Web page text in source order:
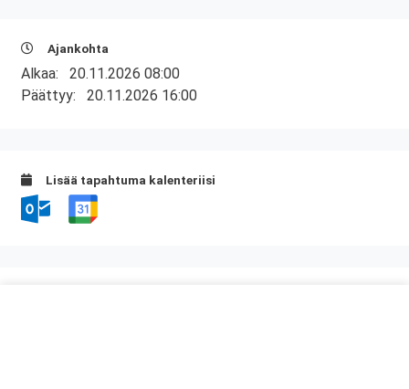
Ajankohta
Alkaa: 20.11.2026 08:00
Päättyy: 20.11.2026 16:00
Lisää tapahtuma kalenteriisi